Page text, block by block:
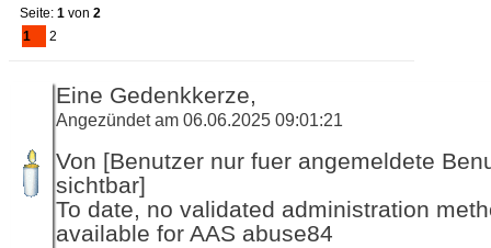
Seite: 1 von 2
1
2
Eine Gedenkkerze,
Angezündet am 06.06.2025 09:01:21
Von [Benutzer nur fuer angemeldete
sichtbar]
To date, no validated administration
available for AAS abuse84